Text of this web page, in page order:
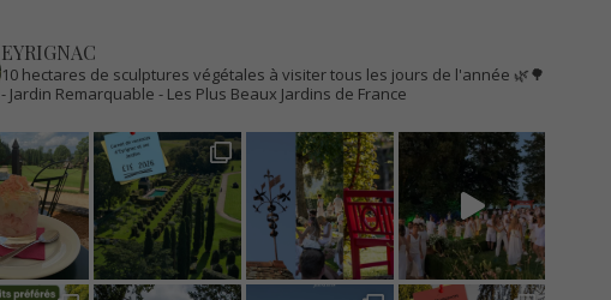
EYRIGNAC
10 hectares de sculptures végétales à visiter tous les jours de l'année 🌿🌳
- Jardin Remarquable- Les Plus Beaux Jardins de France